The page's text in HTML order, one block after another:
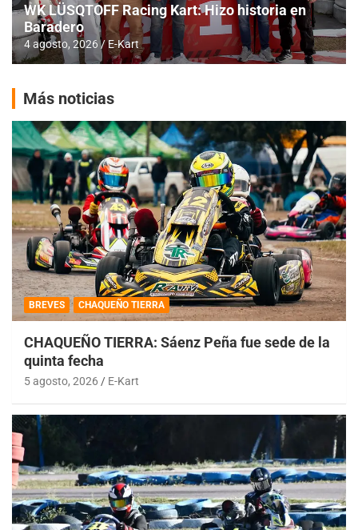
WK LÜSQTOFF Racing Kart: Hizo historia en
Baradero
4 agosto, 2026 E-Kart
Más noticias
BREVES CHAQUEÑO TIERRA
CHAQUEÑO TIERRA: Sáenz Peña fue sede de la
quinta fecha
5 agosto, 2026 E-Kart